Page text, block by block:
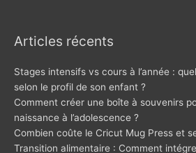
Articles récents
Stages intensifs vs cours à l’année :
selon le profil de son enfant ?
Comment créer une boîte à souvenirs
naissance à l’adolescence ?
Combien coûte le Cricut Mug Press et
Transition alimentaire : Comment